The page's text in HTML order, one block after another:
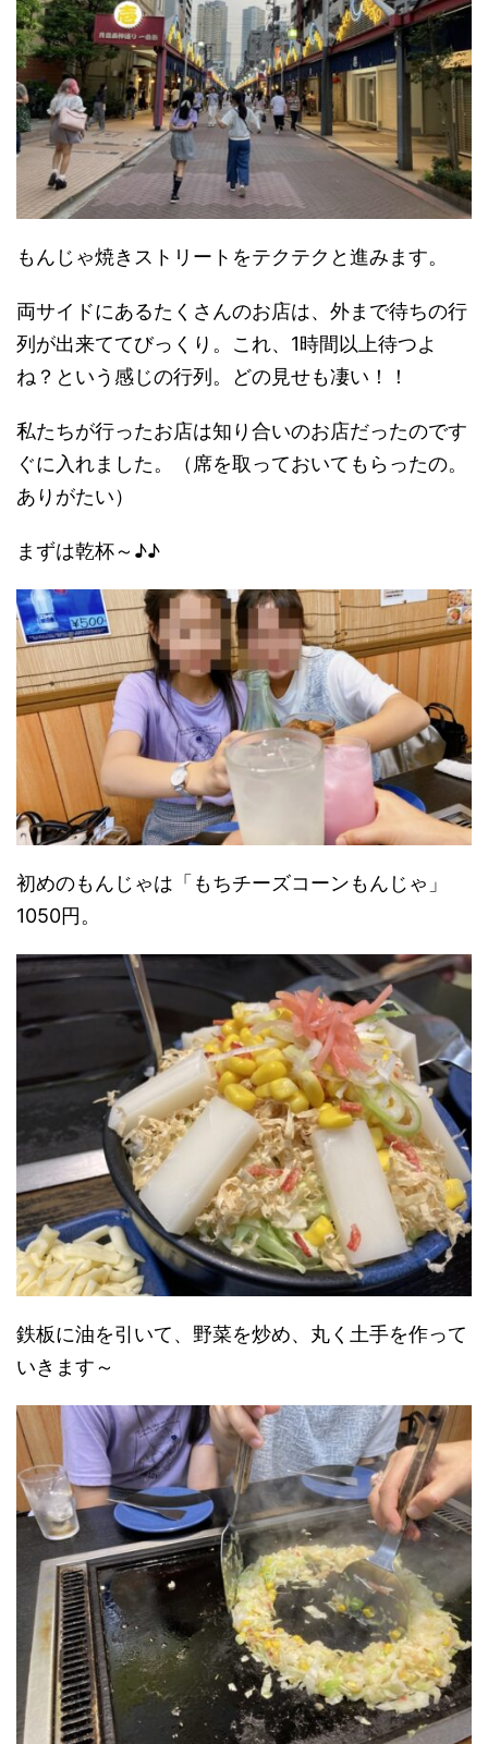
もんじゃ焼きストリートをテクテクと進みます。
両サイドにあるたくさんのお店は、外まで待ちの行
列が出来ててびっくり。これ、1時間以上待つよ
ね？という感じの行列。どの見せも凄い！！
私たちが行ったお店は知り合いのお店だったのです
ぐに入れました。（席を取っておいてもらったの。
ありがたい）
まずは乾杯～♪♪
初めのもんじゃは「もちチーズコーンもんじゃ」
1050円。
鉄板に油を引いて、野菜を炒め、丸く土手を作って
いきます～